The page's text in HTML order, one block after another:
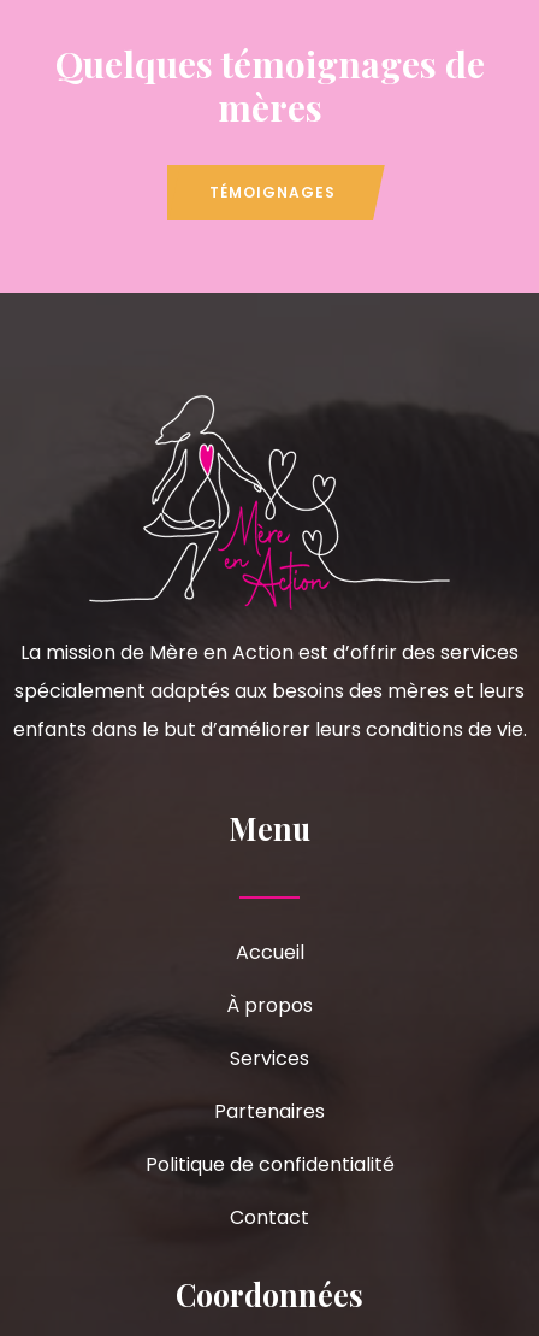
Quelques témoignages de
mères
TÉMOIGNAGES
La mission de Mère en Action est d’offrir des services
spécialement adaptés aux besoins des mères et leurs
enfants dans le but d’améliorer leurs conditions de vie.
Menu
Accueil
À propos
Services
Partenaires
Politique de confidentialité
Contact
Coordonnées